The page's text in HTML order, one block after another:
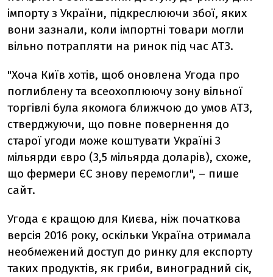
імпорту з України, підкреслюючи збої, яких
вони зазнали, коли імпортні товари могли
вільно потрапляти на ринок під час АТЗ.
"Хоча Київ хотів, щоб оновлена Угода про
поглиблену та всеохоплюючу зону вільної
торгівлі була якомога ближчою до умов АТЗ,
стверджуючи, що повне повернення до
старої угоди може коштувати Україні 3
мільярди євро (3,5 мільярда доларів), схоже,
що фермери ЄС знову перемогли", – пише
сайт.
Угода є кращою для Києва, ніж початкова
версія 2016 року, оскільки Україна отримала
необмежений доступ до ринку для експорту
таких продуктів, як гриби, виноградний сік,